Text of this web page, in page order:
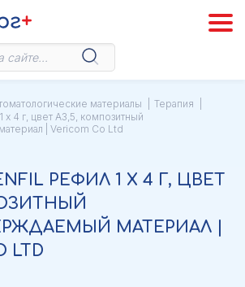
материалы
Терапия
4 г, цвет A3,5, композитный
| Vericom Co Ltd
РЕФИЛ 1 X 4 Г, ЦВЕТ
МАТЕРИАЛ |
LTD